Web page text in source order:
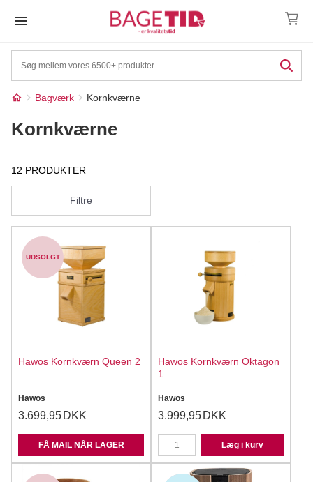
Bagværk Kornkværne
Kornkværne
12 PRODUKTER
Filtre
UDSOLGT
Hawos Kornkværn Queen 2
Hawos
3.699,95 DKK
FÅ MAIL NÅR LAGER
Hawos Kornkværn Oktagon
1
Hawos
3.999,95 DKK
Læg i kurv